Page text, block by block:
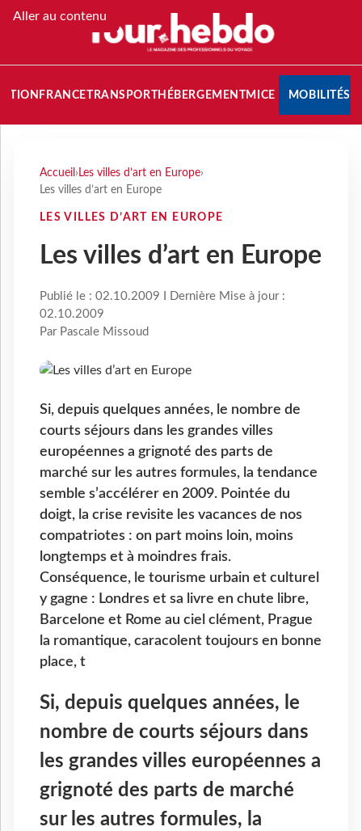
Aller au contenu
FRANCETRANSPORT HÉBERGEMENTMICE MOBILITÉS
Accueil › Les villes d’art en Europe›
Les villes d’art en Europe
LES VILLES D’ART EN EUROPE
Les villes d’art en Europe
Publié le : 02.10.2009 I Dernière Mise à jour :
02.10.2009
Par Pascale Missoud
Si, depuis quelques années, le nombre de
courts séjours dans les grandes villes
européennes a grignoté des parts de
marché sur les autres formules, la tendance
semble s’accélérer en 2009. Pointée du
doigt, la crise revisite les vacances de nos
compatriotes : on part moins loin, moins
longtemps et à moindres frais.
Conséquence, le tourisme urbain et culturel
y gagne : Londres et sa livre en chute libre,
Barcelone et Rome au ciel clément, Prague
la romantique, caracolent toujours en bonne
place, t
Si, depuis quelques années, le
nombre de courts séjours dans
les grandes villes européennes a
grignoté des parts de marché
sur les autres formules, la